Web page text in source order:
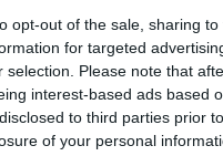
opt-out of the sale, sharing
for targeted
selection. Please note that
interest-based ads based
to third parties prior
of your personal
la doctor, acolo
rară. Care se
asociază cu